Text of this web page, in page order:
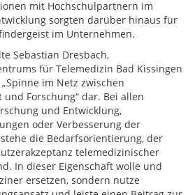
mit Hochschulpartnern im
sorgten darüber hinaus für
im Unternehmen.
Sebastian Dresbach,
für Telemedizin Bad Kissingen
im Netz zwischen
Forschung“ dar. Bei allen
und Entwicklung,
oder Verbesserung der
die Bedarfsorientierung, der
telemedizinischer
In dieser Eigenschaft wolle und
ersetzen, sondern nutze